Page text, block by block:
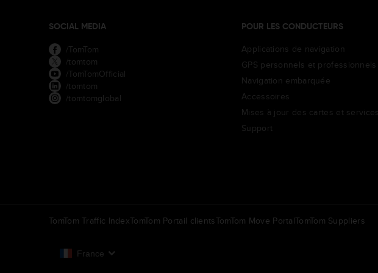
SOCIAL MEDIA
/TomTom
/tomtom
/TomTomOfficial
/tomtom
/tomtomglobal
POUR LES CONDUCTEURS
Applications de navigation
GPS personnels et professionnels
Navigation embarquée
Accessoires
Mises à jour des cartes et services
Support
TomTom Traffic IndexTomTom Portail clientsTomTom Move PortalTomTom Suppliers
France